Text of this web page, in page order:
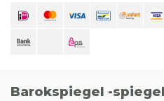
Barokspiegel -